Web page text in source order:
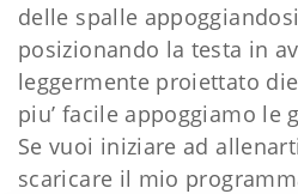
delle spalle
posizionando la testa in
leggermente proiettato
piu’ facile appoggiamo le
Se vuoi iniziare ad
scaricare il mio